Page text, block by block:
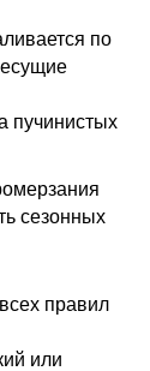
по
пучинистых
сезонных
правил
или